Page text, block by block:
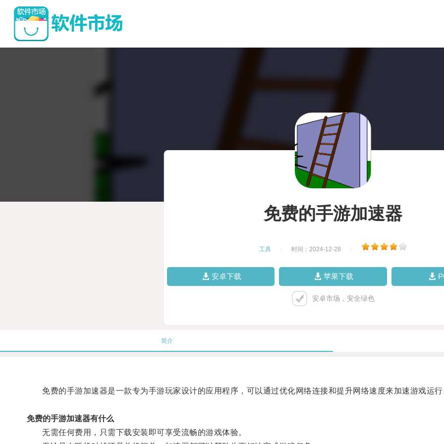
免费的手游加速器
工具 时间：2024-12-28
安卓下载 苹果下载
安卓市场，安全绿色
简介
免费的手游加速器是一款专为手游玩家设计的应用程序，可以通过优化网络连接和提升网络速度来加速游戏运行
免费的手游加速器有什么
无需任何费用，只需下载安装即可享受流畅的游戏体验。